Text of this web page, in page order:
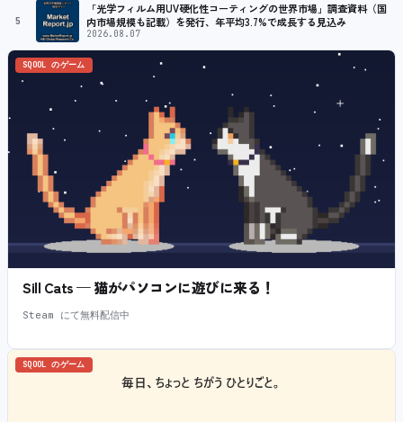
5
「光学フィルム用UV硬化性コーティングの世界市場」調査資料（国
内市場規模も記載）を発行、年平均3.7%で成長する見込み
2026.08.07
SQOOL のゲーム
Sill Cats — 猫がパソコンに遊びに来る！
Steam にて無料配信中
SQOOL のゲーム